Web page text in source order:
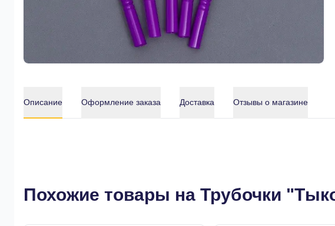
Описание Оформление заказа Доставка Отзывы о магазине
Похожие товары на Трубочки